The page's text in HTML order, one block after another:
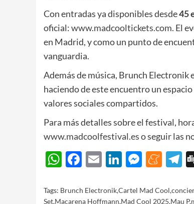
Con entradas ya disponibles desde45
oficial:www.madcooltickets.com. El
en Madrid, y como un punto de
vanguardia.
Además de música, Brunch
haciendo de este encuentro un
valores sociales compartidos.
Para más detalles sobre el festival,
www.madcoolfestival.eso seguir las
WhatsApp
Facebook
EmailLinkedIn
Tags: Brunch Electronik,Cartel Mad Cool,
Set,Macarena Hoffmann,Mad Cool 2025,Mau P,